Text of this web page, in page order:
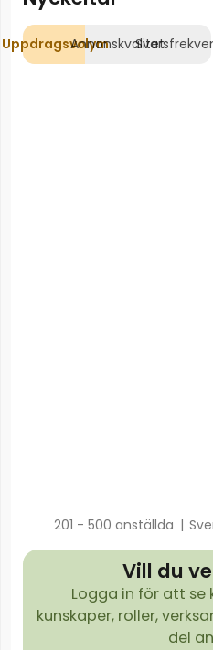
UppdragsvolymAnnonskvalitet
201 - 500 anställda |
Vill du
Logga in för att
kunskaper, roller,
del